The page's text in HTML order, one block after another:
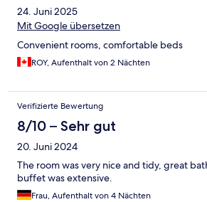
24. Juni 2025
Mit Google übersetzen
Convenient rooms, comfortable beds
ROY, Aufenthalt von 2 Nächten
Verifizierte Bewertung
8/10 – Sehr gut
20. Juni 2024
The room was very nice and tidy, great
buffet was extensive.
Frau, Aufenthalt von 4 Nächten